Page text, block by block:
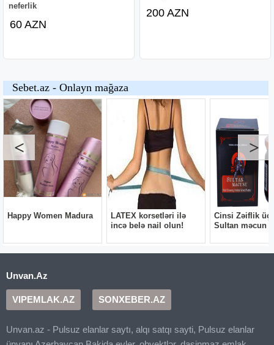
neferlik
60 AZN
200 AZN
Unvan.Az
VIPEMLAK.AZ SONXEBER.AZ
Unvan.az - Pulsuz elanlar saytı, alqı satqı sayti, Pulsuz elanlar